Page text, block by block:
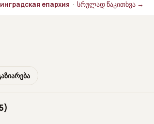
епархия · სრულად წაკითხვა →